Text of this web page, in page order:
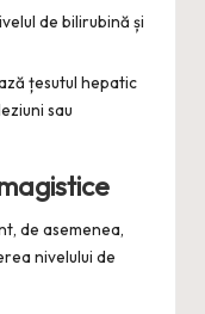
de bilirubină și
țesutul hepatic
sau
de asemenea,
nivelului de